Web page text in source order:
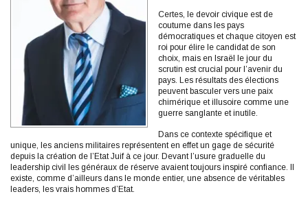
Certes, le devoir civique est de
coutume dans les pays
démocratiques et chaque citoyen est
roi pour élire le candidat de son
choix, mais en Israël le jour du
scrutin est crucial pour l’avenir du
pays. Les résultats des élections
peuvent basculer vers une paix
chimérique et illusoire comme une
guerre sanglante et inutile.
Dans ce contexte spécifique et
unique, les anciens militaires représentent en effet un gage de sécurité
depuis la création de l’Etat Juif à ce jour. Devant l’usure graduelle du
leadership civil les généraux de réserve avaient toujours inspiré confiance. Il
existe, comme d’ailleurs dans le monde entier, une absence de véritables
leaders, les vrais hommes d’Etat.